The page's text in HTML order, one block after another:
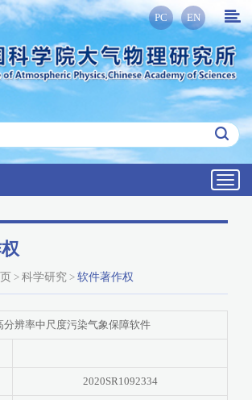
PC EN
> 科学研究 > 软件著作权
分辨率中尺度污染气象保障软件
2020SR1092334